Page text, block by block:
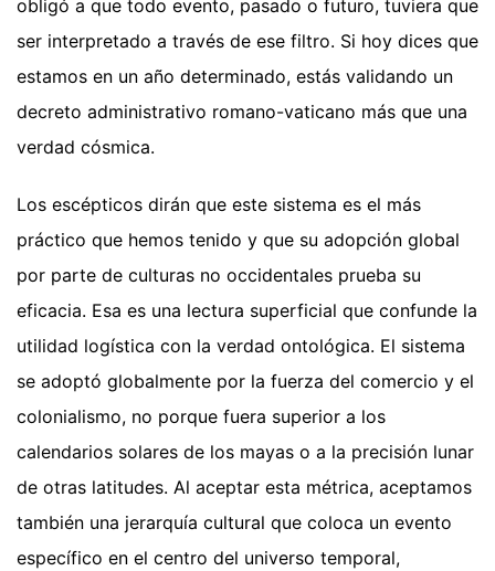
obligó a que todo evento, pasado o futuro, tuviera que
ser interpretado a través de ese filtro. Si hoy dices que
estamos en un año determinado, estás validando un
decreto administrativo romano-vaticano más que una
verdad cósmica.
Los escépticos dirán que este sistema es el más
práctico que hemos tenido y que su adopción global
por parte de culturas no occidentales prueba su
eficacia. Esa es una lectura superficial que confunde la
utilidad logística con la verdad ontológica. El sistema
se adoptó globalmente por la fuerza del comercio y el
colonialismo, no porque fuera superior a los
calendarios solares de los mayas o a la precisión lunar
de otras latitudes. Al aceptar esta métrica, aceptamos
también una jerarquía cultural que coloca un evento
específico en el centro del universo temporal,